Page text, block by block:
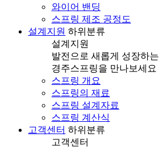
와이어 밴딩
스프링 제조 공정도
설계지원 하위분류
설계지원
발전으로 새롭게 성장하는
경주스프링을 만나보세요
스프링 개요
스프링의 재료
스프링 설계자료
스프링 계산식
고객센터 하위분류
고객센터